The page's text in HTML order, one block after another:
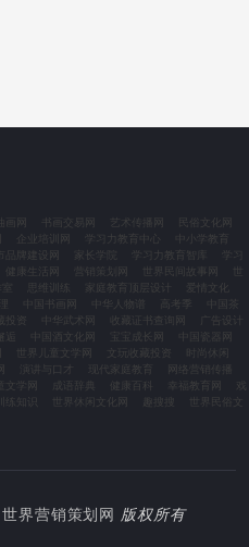
画网 书画交易网 艺术传播网
民俗文化网
企业培训网 学习力教育中心
中小学教育
品牌建设网 家长学院 学习力教育智库
学习
健康生活网 营销策划网 世界民间故事网
世
思维训练 家庭教育顶层设计
爱情文化
中国书画网 中华人物谱 高考季
投资 中华武术网 收藏证书查询网
广告设计
中国酒文化网 宝宝成长网
中国瓷器网
世界儿童文学网 文玩收藏投资
时尚休闲
演讲与口才 现代家庭教育
网络营销传播
文学网 成语辞典 健康百科 幸福教育网
戏
练知识 世界休闲文化网 趣搜搜
世界民俗文
世界营销策划网 版权所有